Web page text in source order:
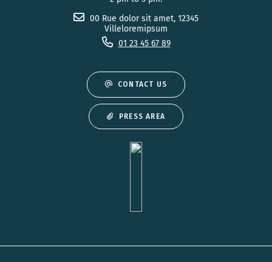
00 Rue dolor sit amet, 12345
Villeloremipsum
01 23 45 67 89
CONTACT US
PRESS AREA